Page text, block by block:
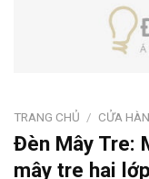
TRANG CHỦ / CỬA
Đèn Mây Tre:
mây tre hai